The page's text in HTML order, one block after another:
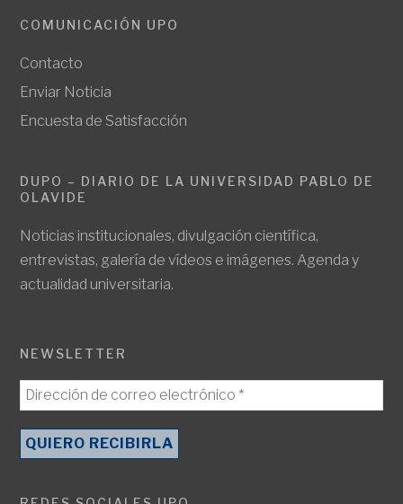
COMUNICACIÓN UPO
Contacto
Enviar Noticia
Encuesta de Satisfacción
DUPO – DIARIO DE LA UNIVERSIDAD PABLO DE
OLAVIDE
Noticias institucionales, divulgación científica,
entrevistas, galería de vídeos e imágenes. Agenda y
actualidad universitaria.
NEWSLETTER